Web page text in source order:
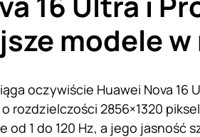
modele
oczywiście Huawei Nova 16
o rozdzielczości 2856×1320
1 do 120 Hz, a jego jasność